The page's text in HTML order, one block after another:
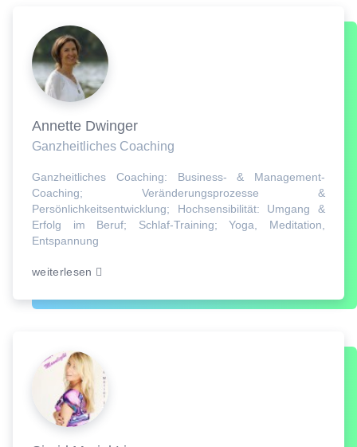
Annette Dwinger
Ganzheitliches Coaching
Ganzheitliches Coaching: Business- & Management-
Coaching; Veränderungsprozesse &
Persönlichkeitsentwicklung; Hochsensibilität: Umgang &
Erfolg im Beruf; Schlaf-Training; Yoga, Meditation,
Entspannung
weiterlesen